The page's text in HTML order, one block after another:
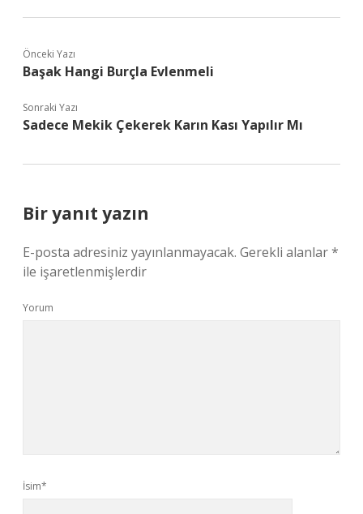
Önceki Yazı
Başak Hangi Burçla Evlenmeli
Sonraki Yazı
Sadece Mekik Çekerek Karın Kası Yapılır Mı
Bir yanıt yazın
E-posta adresiniz yayınlanmayacak. Gerekli alanlar*
ile işaretlenmişlerdir
Yorum
İsim*